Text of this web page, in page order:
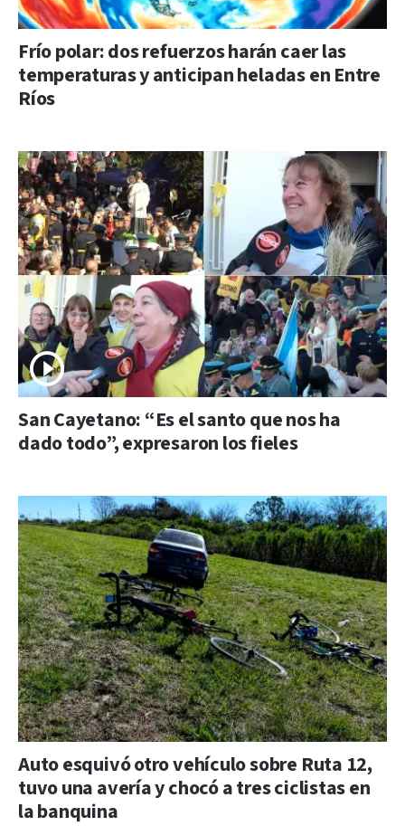
Frío polar: dos refuerzos harán caer las
temperaturas y anticipan heladas en Entre
Ríos
San Cayetano: “Es el santo que nos ha
dado todo”, expresaron los fieles
Auto esquivó otro vehículo sobre Ruta 12,
tuvo una avería y chocó a tres ciclistas en
la banquina